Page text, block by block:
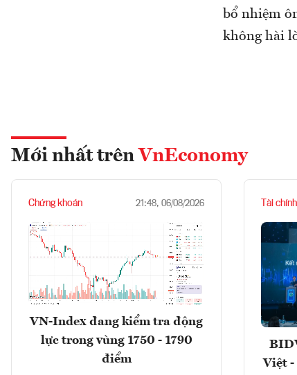
bổ nhiệm
không hài
Mới nhất trên VnEconomy
Chứng khoán 21:48, 06/08/2026
VN-Index đang kiểm tra động
lực trong vùng 1750 - 1790
điểm
Tài chính
Việt -